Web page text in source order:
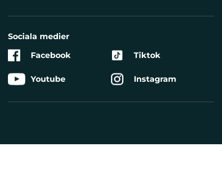
Sociala medier
Facebook
Youtube
Tiktok
Instagram